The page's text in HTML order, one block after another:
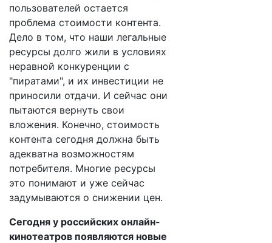
пользователей остается
проблема стоимости контента.
Дело в том, что наши легальные
ресурсы долго жили в условиях
неравной конкуренции с
"пиратами", и их инвестиции не
приносили отдачи. И сейчас они
пытаются вернуть свои
вложения. Конечно, стоимость
контента сегодня должна быть
адекватна возможностям
потребителя. Многие ресурсы
это понимают и уже сейчас
задумываются о снижении цен.
Сегодня у российских онлайн-
кинотеатров появляются новые